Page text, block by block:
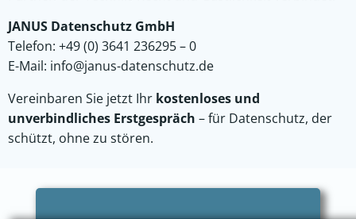
JANUS Datenschutz GmbH
Telefon: +49 (0) 3641 236295 – 0
E-Mail: info@janus-datenschutz.de
Vereinbaren Sie jetzt Ihr kostenloses und
unverbindliches Erstgespräch – für Datenschutz, der
schützt, ohne zu stören.